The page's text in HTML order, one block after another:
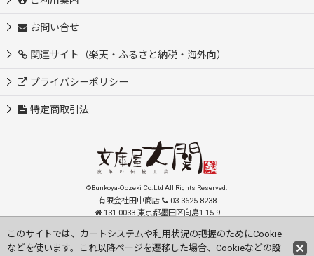
お問い合せ
関連サイト（楽天・ふるさと納税・海外向）
プライバシーポリシー
特定商取引法
©Bunkoya-Oozeki Co.Ltd All Rights Reserved.
有限会社田中商店
03-3625-8238
131-0033 東京都墨田区向島1-15-9
Visit our English Store
このサイトでは、カートシステムや利用状況の把握のためにCookie
などを使います。これ以降ページを遷移した場合、Cookieなどの設